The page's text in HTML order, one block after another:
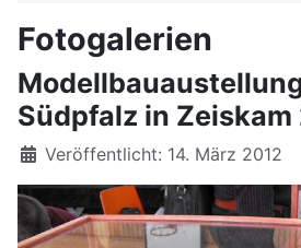
Fotogalerien
Südpfalz in Zeiskam
Details
Veröffentlicht: 14. März 2012